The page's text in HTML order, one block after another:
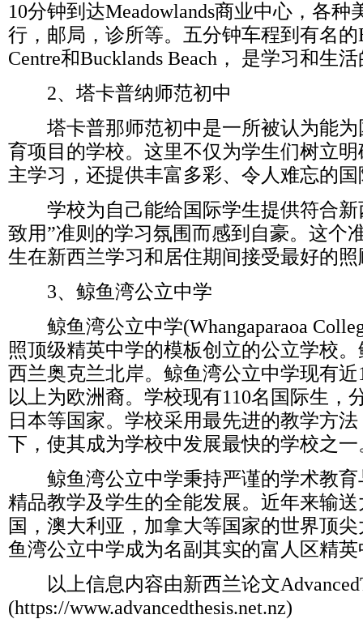
10分钟到达Meadowlands商业中心，各
行，邮局，诊所等。五分钟车程到有名的
Centre和Bucklands Beach， 是学习和生
2、塔卡普纳师范初中
塔卡普那师范初中是一所被认为能为
育项目的学校。这里不仅为学生们树立
主学习，还提供丰富多彩、令人难忘的
学校为自己能给国际学生提供符合新
致用”准则的学习氛围而感到自豪。这个
生在新西兰学习和居住期间接受最好的照
3、鲸鱼湾公立中学
鲸鱼湾公立中学(Whangaparaoa
照顶级精英中学的模板创立的公立学校
西兰奥克兰北岸。鲸鱼湾公立中学现有近
以上为欧洲裔。学校现有110名国际生，
日本等国家。学校采用最先进的教学方
下，使其成为学校中发展最快的学校之一
鲸鱼湾公立中学秉持严谨的学术教育
精品教学及学生的全能发展。近年来输
国，澳大利亚，加拿大等国家的世界顶
鱼湾公立中学成为名副其实的富人区精英
以上信息内容由新西兰论文
(https://www.advancedthesis.net.nz)